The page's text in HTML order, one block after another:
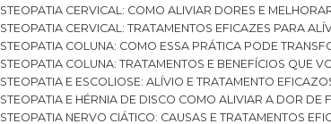
OSTEOPATIA CERVICAL: COMO ALIVIAR DORES E
OSTEOPATIA CERVICAL: TRATAMENTOS EFICAZES PARA
OSTEOPATIA COLUNA: COMO ESSA PRÁTICA PODE
OSTEOPATIA COLUNA: TRATAMENTOS E BENEFÍCIOS QUE
OSTEOPATIA E ESCOLIOSE: ALÍVIO E TRATAMENTO EFICAZ
OSTEOPATIA E HÉRNIA DE DISCO COMO ALIVIAR A DOR DE
OSTEOPATIA NERVO CIÁTICO: CAUSAS E TRATAMENTOS